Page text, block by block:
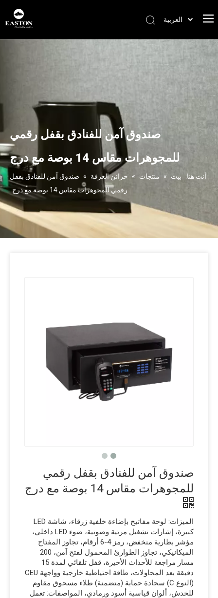
العربية
صندوق آمن للفنادق بقفل رقمي
للمجوهرات مقاس 14 بوصة مع درج
أنت هنا: بيت » منتجات » خزائن الغرفة » صندوق آمن للفنادق بقفل
رقمي للمجوهرات مقاس 14 بوصة مع درج
صندوق آمن للفنادق بقفل رقمي
للمجوهرات مقاس 14 بوصة مع درج
الميزات: لوحة مفاتيح بإضاءة خلفية زرقاء، شاشة LED
كبيرة، إشارات تشغيل مرئية وصوتية، ضوء LED داخلي،
مؤشر بطارية منخفض، رمز 4-6 أرقام، تجاوز المفتاح
الميكانيكي، تجاوز الطوارئ المحمول لفتح آمن، 200
مسار مراجعة للأحداث الأخيرة، قفل تلقائي لمدة 15
دقيقة بعد المحاولات، طاقة احتياطية خارجية وواجهة CEU
(النوع C) سجادة حماية (متضمنة) طلاء مسحوق مقاوم
للخدش، ألوان قياسية أسود ورمادي، المواصفات: تعمل